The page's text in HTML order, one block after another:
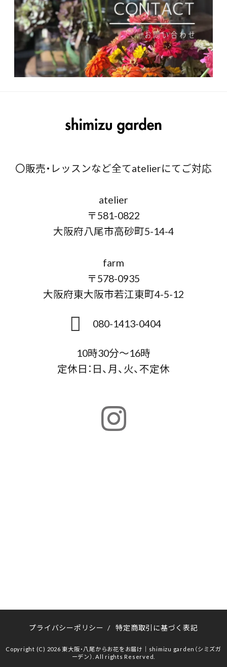
〇販売・レッスンなど全てatelierにてご対応
atelier
〒581-0822
大阪府八尾市高砂町5-14-4
farm
〒578-0935
大阪府東大阪市若江東町4-5-12
080-1413-0404
10時30分～16時
定休日：日、月、火、不定休
プライバシーポリシー / 特定商取引に基づく表記
Copyright (C) 2026 東大阪・八尾からお花をお届け｜shimizu garden（シミズガ
ーデン）. All rights Reserved.